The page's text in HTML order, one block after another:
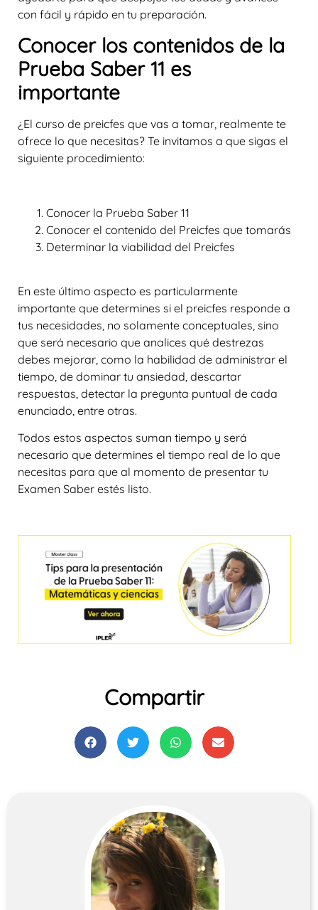
con fácil y rápido en tu preparación.
Conocer los contenidos de la
Prueba Saber 11 es
importante
¿El curso de preicfes que vas a tomar, realmente te
ofrece lo que necesitas? Te invitamos a que sigas el
siguiente procedimiento:
Conocer la Prueba Saber 11
Conocer el contenido del Preicfes que tomarás
Determinar la viabilidad del Preicfes
En este último aspecto es particularmente
importante que determines si el preicfes responde a
tus necesidades, no solamente conceptuales, sino
que será necesario que analices qué destrezas
debes mejorar, como la habilidad de administrar el
tiempo, de dominar tu ansiedad, descartar
respuestas, detectar la pregunta puntual de cada
enunciado, entre otras.
Todos estos aspectos suman tiempo y será
necesario que determines el tiempo real de lo que
necesitas para que al momento de presentar tu
Examen Saber estés listo.
Compartir